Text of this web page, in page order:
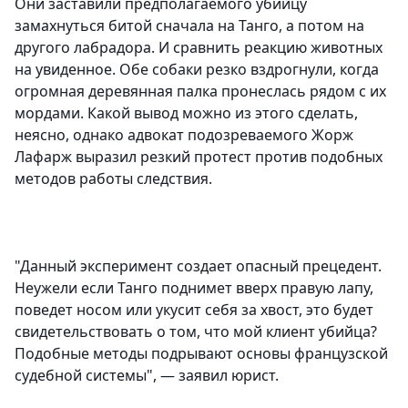
замахнуться битой сначала на Танго, а потом на
другого лабрадора. И сравнить реакцию животных
на увиденное. Обе собаки резко вздрогнули, когда
огромная деревянная палка пронеслась рядом с их
мордами. Какой вывод можно из этого сделать,
неясно, однако адвокат подозреваемого Жорж
Лафарж выразил резкий протест против подобных
методов работы следствия.
"Данный эксперимент создает опасный прецедент.
Неужели если Танго поднимет вверх правую лапу,
поведет носом или укусит себя за хвост, это будет
свидетельствовать о том, что мой клиент убийца?
Подобные методы подрывают основы французской
судебной системы", — заявил юрист.